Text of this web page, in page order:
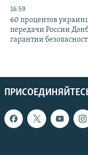
16:59
60 процентов
передачи России
гарантии